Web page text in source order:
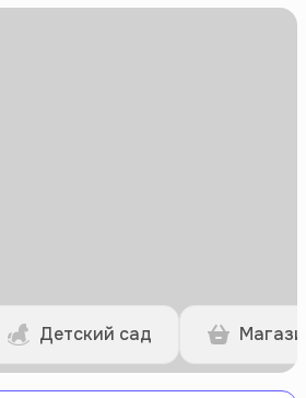
Детский сад